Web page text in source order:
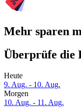
Mehr sparen
Überprüfe die
Heute
9. Aug. - 10. Aug.
Morgen
10. Aug. - 11. Aug.